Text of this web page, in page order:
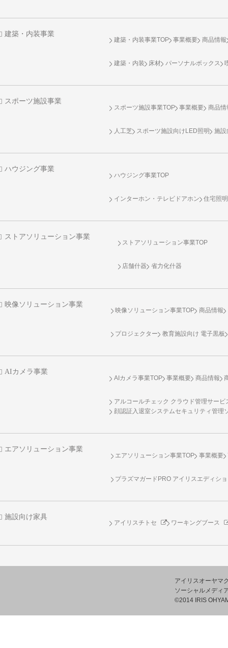
建築・内装事業
建築・内装事業TOP 事業概要 商品情報
建築・内装 床材 パーソナルボックス
スポーツ施設事業
スポーツ施設事業TOP 事業概要 商品情
人工芝 スポーツ施設向けLED照明 施設
ハウジング事業
ハウジング事業TOP
インターホン・テレビドアホン 住宅照明
ストアソリューション事業
ストアソリューション事業TOP
店舗什器 省力化什器
映像ソリューション事業
映像ソリューション事業TOP 商品情報
プロジェクター 教育施設向け 電子黒板
AIカメラ事業
AIカメラ事業TOP 事業概要 商品情報
アルコールチェック クラウド管理サービ
顔認証入退室システムセキュリティ管理
エアソリューション事業
エアソリューション事業TOP 事業概要
プラズマガードPRO アイリスエディシ
施設向け家具
アイリスチトセ ワーキングブース
アイリスオーヤマ
ソーシャルメディ
©2014 IRIS